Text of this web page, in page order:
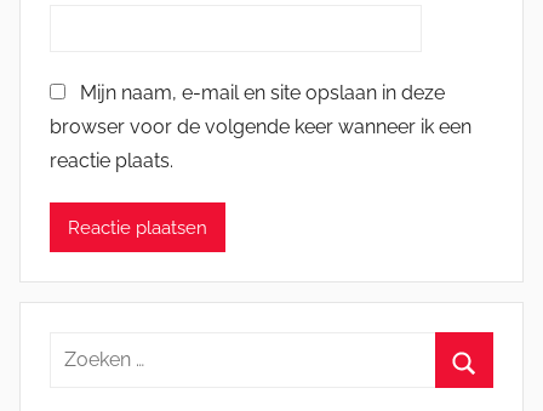
Mijn naam, e-mail en site opslaan in deze
browser voor de volgende keer wanneer ik een
reactie plaats.
Zoeken